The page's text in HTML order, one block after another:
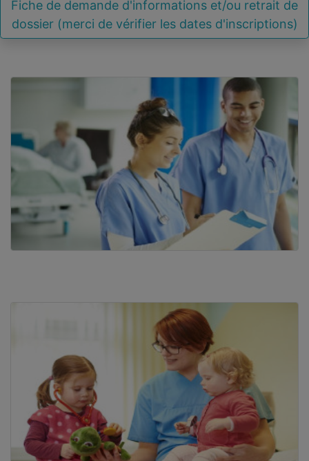
Fiche de demande d'informations et/ou retrait de
dossier (merci de vérifier les dates d'inscriptions)